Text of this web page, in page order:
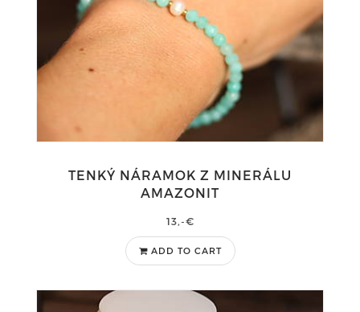
TENKÝ NÁRAMOK Z MINERÁLU
AMAZONIT
13,-€
ADD TO CART